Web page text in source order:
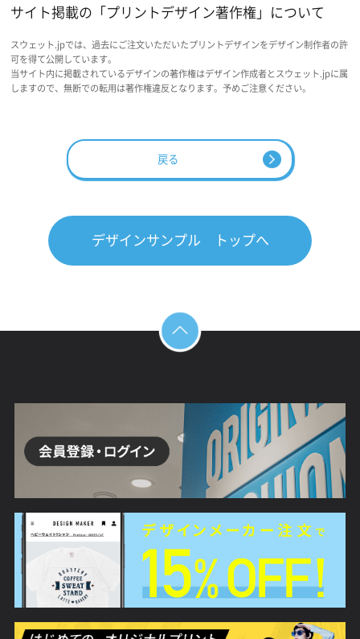
サイト掲載の「プリントデザイン著作権」について
スウェット.jpでは、過去にご注文いただいたプリントデザインをデザイン制作者の許
可を得て公開しています。
当サイト内に掲載されているデザインの著作権はデザイン作成者とスウェット.jpに属
しますので、無断での転用は著作権違反となります。予めご注意ください。
戻る
デザインサンプル トップへ